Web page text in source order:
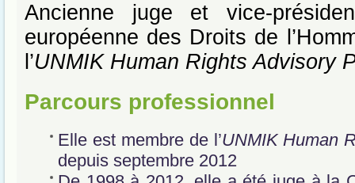
Ancienne juge et vice-
européenne des Droits de
l’UNMIK Human Rights Advisory
Parcours professionnel
Elle est membre de l’UNMIK Human
depuis septembre 2012